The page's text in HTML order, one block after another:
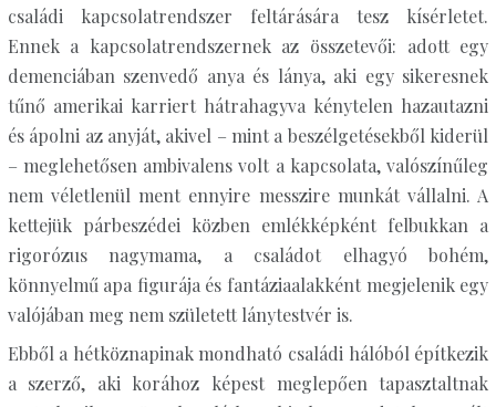
családi kapcsolatrendszer feltárására tesz kísérletet.
Ennek a kapcsolatrendszernek az összetevői: adott egy
demenciában szenvedő anya és lánya, aki egy sikeresnek
tűnő amerikai karriert hátrahagyva kénytelen hazautazni
és ápolni az anyját, akivel – mint a beszélgetésekből kiderül
– meglehetősen ambivalens volt a kapcsolata, valószínűleg
nem véletlenül ment ennyire messzire munkát vállalni. A
kettejük párbeszédei közben emlékképként felbukkan a
rigorózus nagymama, a családot elhagyó bohém,
könnyelmű apa figurája és fantáziaalakként megjelenik egy
valójában meg nem született lánytestvér is.
Ebből a hétköznapinak mondható családi hálóból építkezik
a szerző, aki korához képest meglepően tapasztaltnak